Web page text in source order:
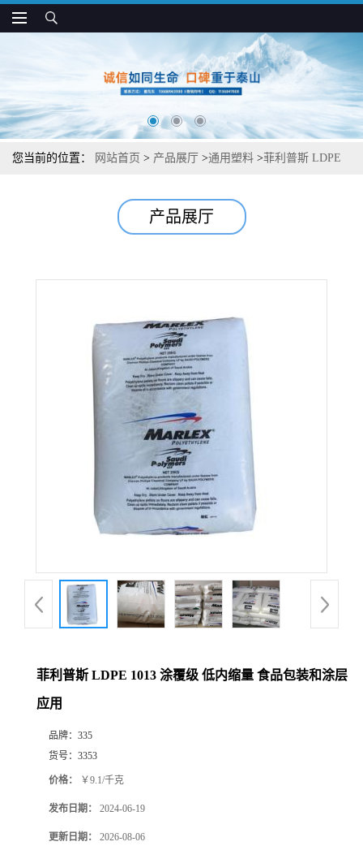
您当前的位置： 网站首页 > 产品展厅 >通用塑料 >菲利普斯 LDPE
产品展厅
菲利普斯 LDPE 1013 涂覆级 低内缩量 食品包装和涂层
应用
品牌： 335
货号： 3353
价格： ￥9.1/千克
发布日期： 2024-06-19
更新日期： 2026-08-06